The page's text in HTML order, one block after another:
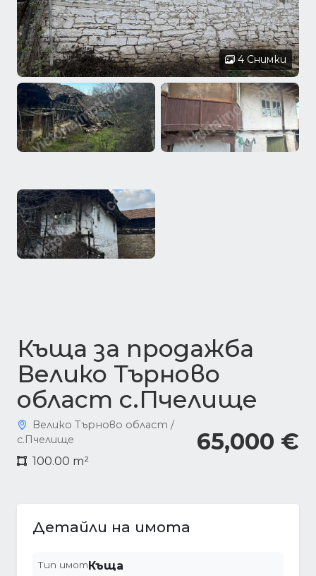
4 Снимки
Къща за продажба
Велико Търново
област с.Пчелище
65,000 €
Велико Търново област /
с.Пчелище
100.00 m²
Детайли на имота
Тип имотКъща